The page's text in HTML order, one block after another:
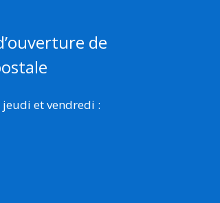
de
et vendredi :